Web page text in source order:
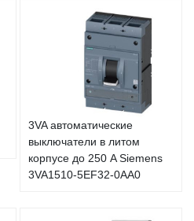
3VA автоматические
выключатели в литом
корпусе до 250 A Siemens
3VA1510-5EF32-0AA0